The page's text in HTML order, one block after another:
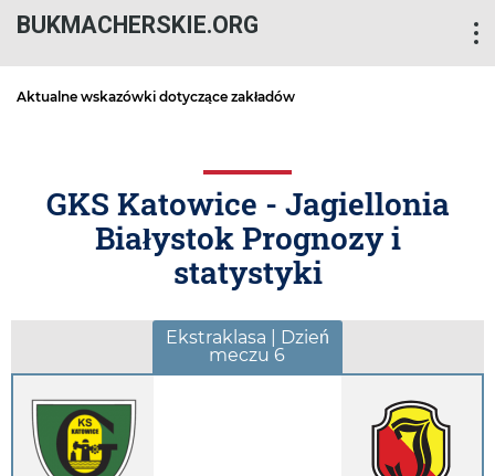
BUKMACHERSKIE.ORG
Aktualne wskazówki dotyczące zakładów
GKS Katowice - Jagiellonia
Białystok Prognozy i
statystyki
Ekstraklasa | Dzień
meczu 6